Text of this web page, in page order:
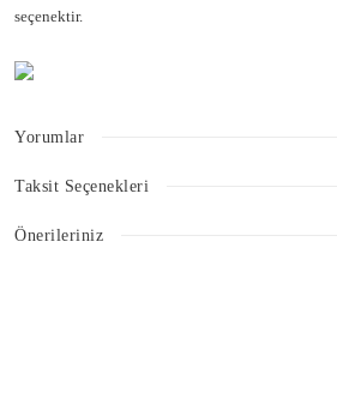
seçenektir.
Yorumlar
Taksit Seçenekleri
Önerileriniz